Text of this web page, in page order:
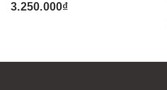
3.250.000₫